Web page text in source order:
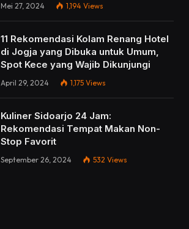
Mei 27, 2024 1,194 Views
11 Rekomendasi Kolam Renang Hotel
di Jogja yang Dibuka untuk Umum,
Spot Kece yang Wajib Dikunjungi
April 29, 2024 1,175 Views
Kuliner Sidoarjo 24 Jam:
Rekomendasi Tempat Makan Non-
Stop Favorit
September 26, 2024 532 Views